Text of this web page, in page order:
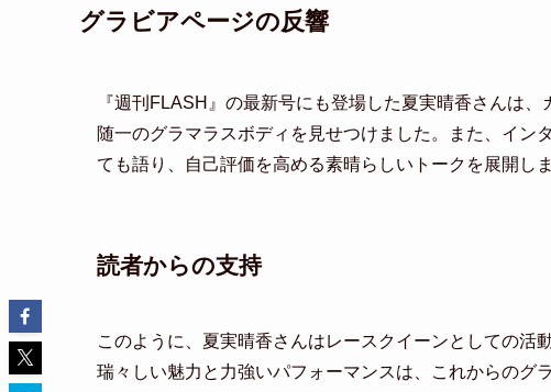
グラビアページの反響
『週刊FLASH』の最新号にも登場した夏実晴香さんは
随一のグラマラスボディを見せつけました。また、イン
ても語り、自己評価を高める素晴らしいトークを展開しま
読者からの支持
このように、夏実晴香さんはレースクイーンとしての活
瑞々しい魅力と力強いパフォーマンスは、これからのグ